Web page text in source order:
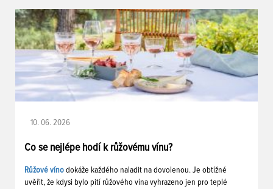
10. 06. 2026
Co se nejlépe hodí k růžovému vínu?
Růžové víno dokáže každého naladit na dovolenou. Je obtížné
uvěřit, že kdysi bylo pití růžového vína vyhrazeno jen pro teplé